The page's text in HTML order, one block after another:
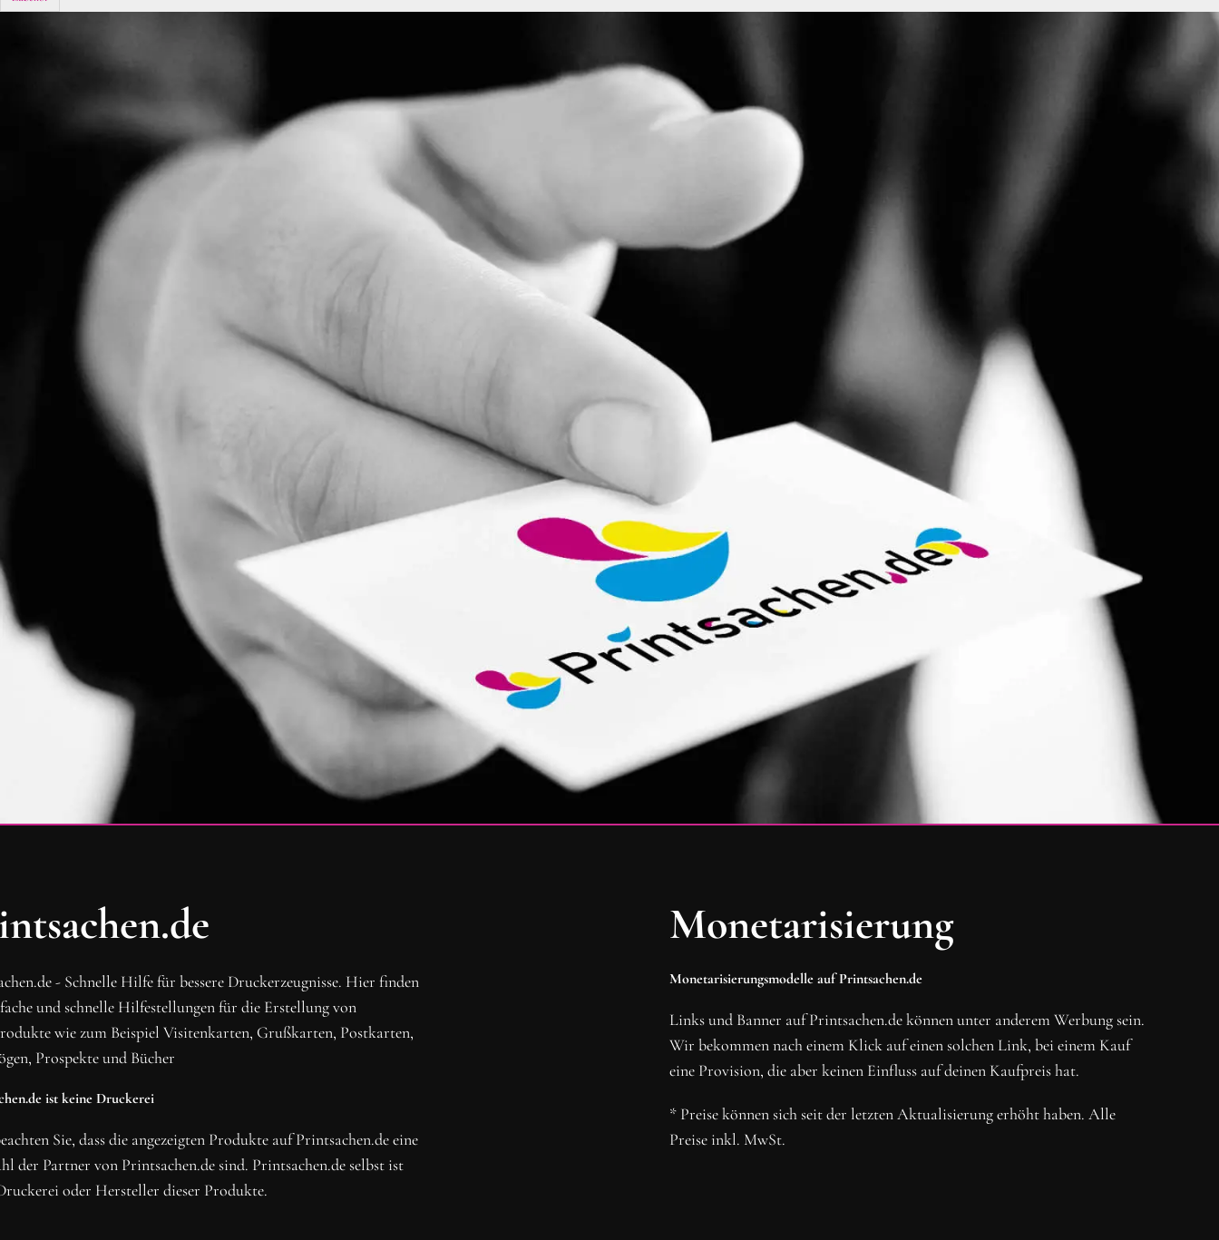
BLEIBE MIT UNS IN VERBINDUNG!
Erhalte die neusten Beiträge, sichere dir Top-Angebote und abonniere unseren
NEWSLETTER ABONNIEREN
- Schnelle Hilfe für bessere Druckerzeugnisse. Hier finden
und schnelle Hilfestellungen für die Erstellung von
wie zum Beispiel Visitenkarten, Grußkarten, Postkarten,
Prospekte und Bücher
ist keine Druckerei
Sie, dass die angezeigten Produkte auf Printsachen.de eine
der Partner von Printsachen.de sind. Printsachen.de selbst ist
oder Hersteller dieser Produkte.
Monetarisierung
Monetarisierungsmodelle auf Printsachen.de
Links und Banner auf Printsachen.de können unter anderem Werbung sein.
Wir bekommen nach einem Klick auf einen solchen Link, bei einem Kauf
eine Provision, die aber keinen Einfluss auf deinen Kaufpreis hat.
* Preise können sich seit der letzten Aktualisierung erhöht haben. Alle
Preise inkl. MwSt.